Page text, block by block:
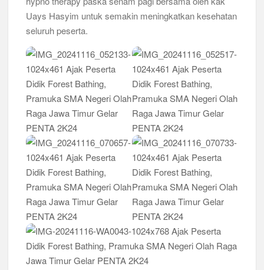
Uays Hasyim untuk semakin meningkatkan kesehatan
seluruh peserta.